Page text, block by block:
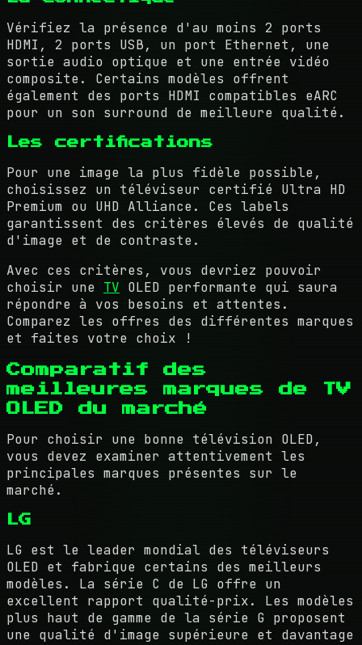
Vérifiez la présence d'au moins 2 ports
HDMI, 2 ports USB, un port Ethernet, une
sortie audio optique et une entrée vidéo
composite. Certains modèles offrent
également des ports HDMI compatibles eARC
pour un son surround de meilleure qualité.
Les certifications
Pour une image la plus fidèle possible,
choisissez un téléviseur certifié Ultra HD
Premium ou UHD Alliance. Ces labels
garantissent des critères élevés de qualité
d'image et de contraste.
Avec ces critères, vous devriez pouvoir
choisir une TV OLED performante qui saura
répondre à vos besoins et attentes.
Comparez les offres des différentes marques
et faites votre choix !
Comparatif des
meilleures marques de TV
OLED du marché
Pour choisir une bonne télévision OLED,
vous devez examiner attentivement les
principales marques présentes sur le
marché.
LG
LG est le leader mondial des téléviseurs
OLED et fabrique certains des meilleurs
modèles. La série C de LG offre un
excellent rapport qualité-prix. Les modèles
plus haut de gamme de la série G proposent
une qualité d'image supérieure et davantage